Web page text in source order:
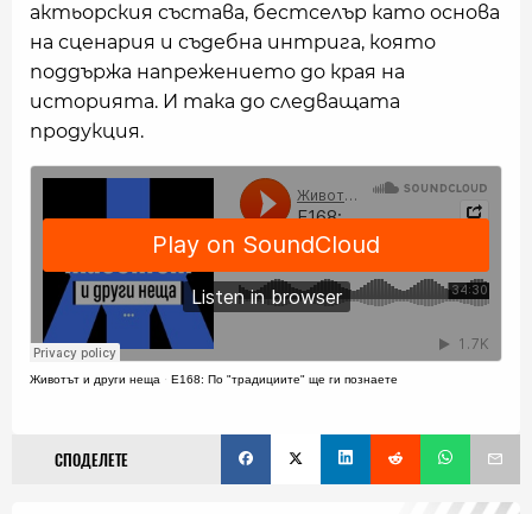
актьорския състава, бестселър като основа
на сценария и съдебна интрига, която
поддържа напрежението до края на
историята. И така до следващата
продукция.
Животът и други неща · E168: По "традициите" ще ги познаете
СПОДЕЛЕТЕ